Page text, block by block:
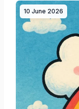
10 June 2026